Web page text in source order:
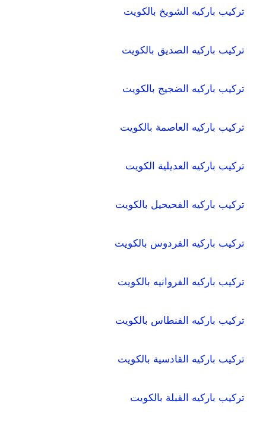
تركيب باركيه الشويخ بالكويت
تركيب باركيه الصديق بالكويت
تركيب باركيه الضجيج بالكويت
تركيب باركيه العاصمة بالكويت
تركيب باركيه العديلية الكويت
تركيب باركيه الفحيحيل بالكويت
تركيب باركيه الفردوس بالكويت
تركيب باركيه الفروانيه بالكويت
تركيب باركيه الفنطاس بالكويت
تركيب باركيه القادسية بالكويت
تركيب باركيه القبلة بالكويت